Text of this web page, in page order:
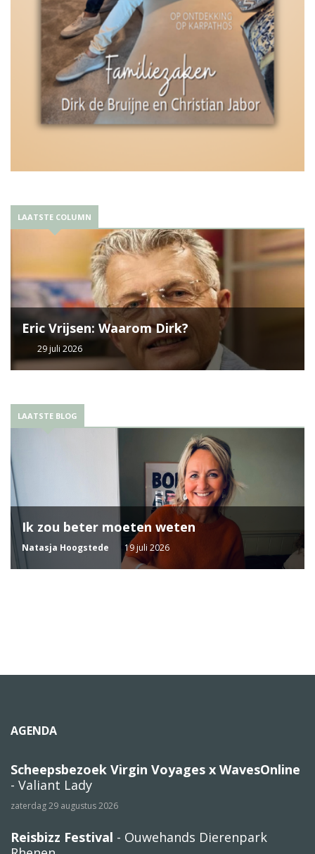
LAATSTE COLUMN
Eric Vrijsen: Waarom Dirk?
29 juli 2026
LAATSTE BLOG
Ik zou beter moeten weten
Natasja Hoogstede 19 juli 2026
AGENDA
Scheepsbezoek Virgin Voyages x WavesOnline
- Valiant Lady
zaterdag 29 augustus 2026
Reisbizz Festival - Ouwehands Dierenpark